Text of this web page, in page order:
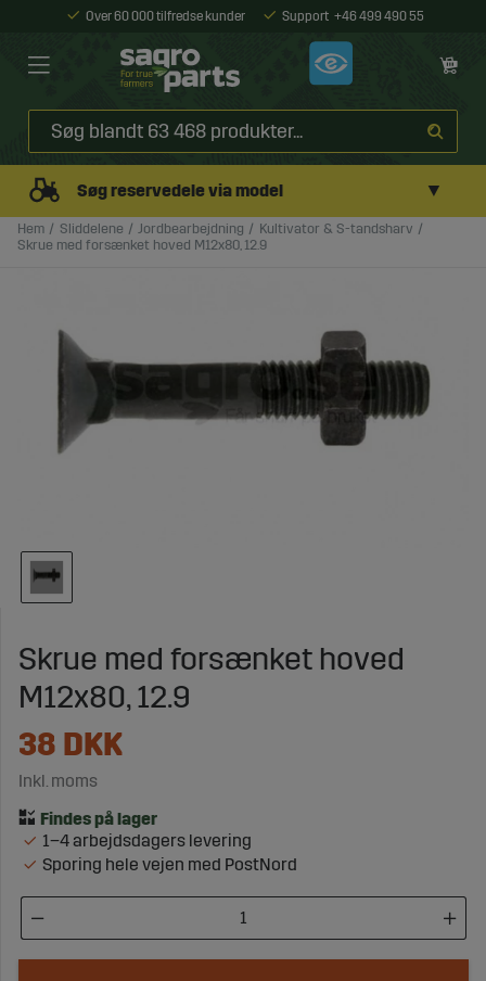
Over 60 000 tilfredse kunder Support +46 499 490 55
Søg reservedele via model ▼
Hem Sliddelene Jordbearbejdning
Kultivator & S-tandsharv
Skrue med forsænket hoved M12x80, 12.9
Skrue med forsænket hoved
M12x80, 12.9
38 DKK
Inkl. moms
1–4 arbejdsdagers levering
Sporing hele vejen med PostNord